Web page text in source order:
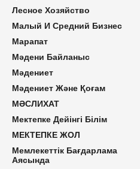
Лесное Хозяйство
Малый И Средний Бизнес
Марапат
Мәдени Байланыс
Мәдениет
Мәдениет Және Қоғам
МӘСЛИХАТ
Мектепке Дейінгі Білім
МЕКТЕПКЕ ЖОЛ
Мемлекеттік Бағдарлама
Аясында